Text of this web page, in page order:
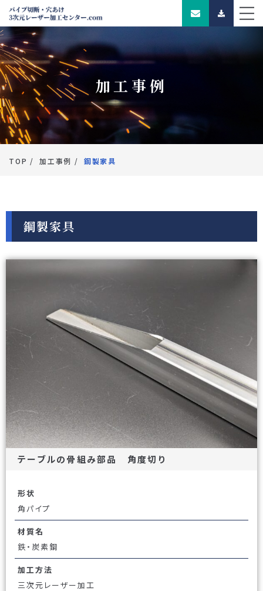
加工事例
TOP 加工事例 鋼製家具
鋼製家具
テーブルの骨組み部品 角度切り
形状
角パイプ
材質名
鉄・炭素鋼
加工方法
三次元レーザー加工